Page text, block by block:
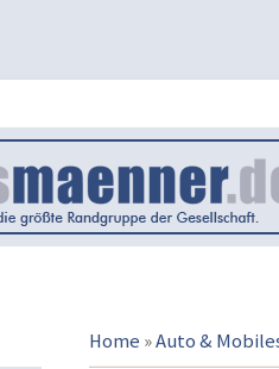
Home »Auto &